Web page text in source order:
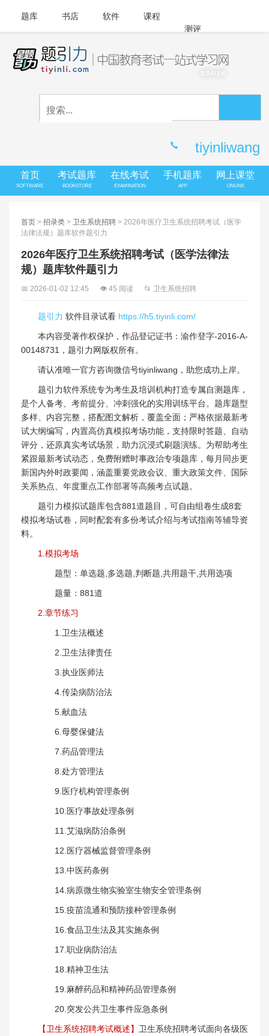
题库 书店 软件
课程
测评
APP下载
tiyinliwang
首页
SOFTWARE
考试题库
BOOKSTORE
在线考试
EXAMINATION
手机题库
APP
网上课堂
ONLINE
首页 > 招录类 > 卫生系统招聘 > 2026年医疗卫生系统招聘考试（医学
法律法规）题库软件题引力
2026年医疗卫生系统招聘考试（医学法律法
规）题库软件题引力
📅 2026-01-02 12:45 👁 45 阅读 📂 卫生系统招聘
题引力 软件目录试看 https://h5.tiyinli.com/
本内容受著作权保护，作品登记证书：渝作登字-2016-A-
00148731，题引力网版权所有。
请认准唯一官方咨询微信号tiyinliwang，助您成功上岸。
题引力软件系统专为考生及培训机构打造专属自测题库，
是个人备考、考前提分、冲刺强化的实用训练平台。题库题型
多样、内容完整，搭配图文解析，覆盖全面；严格依据最新考
试大纲编写，内置高仿真模拟考场功能，支持限时答题、自动
评分，还原真实考试场景，助力沉浸式刷题演练。为帮助考生
紧跟最新考试动态，免费附赠时事政治专项题库，每月同步更
新国内外时政要闻，涵盖重要党政会议、重大政策文件、国际
关系热点、年度重点工作部署等高频考点试题。
题引力模拟试题库包含881道题目，可自由组卷生成8套
模拟考场试卷，同时配套有多份考试介绍与考试指南等辅导资
料。
1.模拟考场
题型：单选题,多选题,判断题,共用题干,共用选项
题量：881道
2.章节练习
1.卫生法概述
2.卫生法律责任
3.执业医师法
4.传染病防治法
5.献血法
6.母婴保健法
7.药品管理法
8.处方管理法
9.医疗机构管理条例
10.医疗事故处理条例
11.艾滋病防治条例
12.医疗器械监督管理条例
13.中医药条例
14.病原微生物实验室生物安全管理条例
15.疫苗流通和预防接种管理条例
16.食品卫生法及其实施条例
17.职业病防治法
18.精神卫生法
19.麻醉药品和精神药品管理条例
20.突发公共卫生事件应急条例
【卫生系统招聘考试概述】 卫生系统招聘考试面向各级医